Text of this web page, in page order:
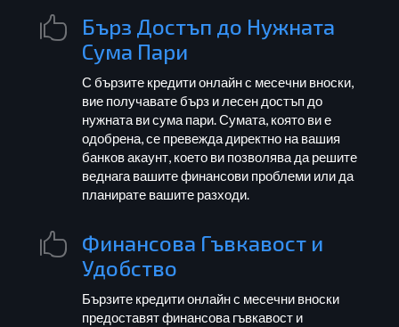

Бърз Достъп до Нужната
Сума Пари
С бързите кредити онлайн с месечни вноски,
вие получавате бърз и лесен достъп до
нужната ви сума пари. Сумата, която ви е
одобрена, се превежда директно на вашия
банков акаунт, което ви позволява да решите
веднага вашите финансови проблеми или да
планирате вашите разходи.

Финансова Гъвкавост и
Удобство
Бързите кредити онлайн с месечни вноски
предоставят финансова гъвкавост и